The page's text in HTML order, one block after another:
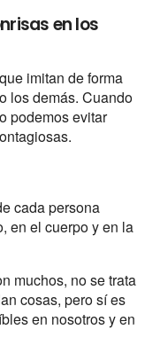
en los
imitan de forma
los demás. Cuando
podemos evitar
cada persona
en el cuerpo y en la
muchos, no se trata
cosas, pero sí es
en nosotros y en